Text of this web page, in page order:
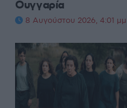
Ουγγαρία
8 Αυγούστου 2026, 4:01 μμ